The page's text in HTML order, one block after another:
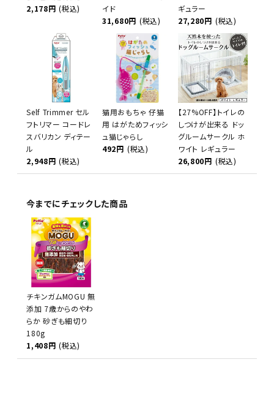
2,178円 (税込)
イド
31,680円 (税込)
ギュラー
27,280円 (税込)
Self Trimmer セル
フトリマー コードレ
スバリカン ディテー
ル
2,948円 (税込)
猫用おもちゃ 仔猫
用 はがためフィッシ
ュ猫じゃらし
492円 (税込)
【27%OFF】トイレの
しつけが出来る ドッ
グルームサークル ホ
ワイト レギュラー
26,800円 (税込)
今までにチェックした商品
チキンガムMOGU 無
添加 7歳からのやわ
らか 砂ぎも細切り
180g
1,408円 (税込)